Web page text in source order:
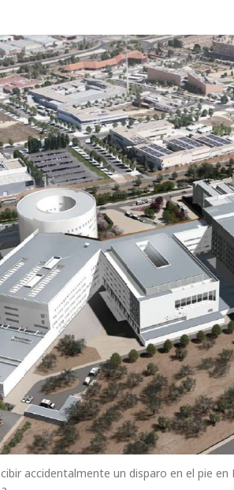
accidentalmente un disparo en el pie en